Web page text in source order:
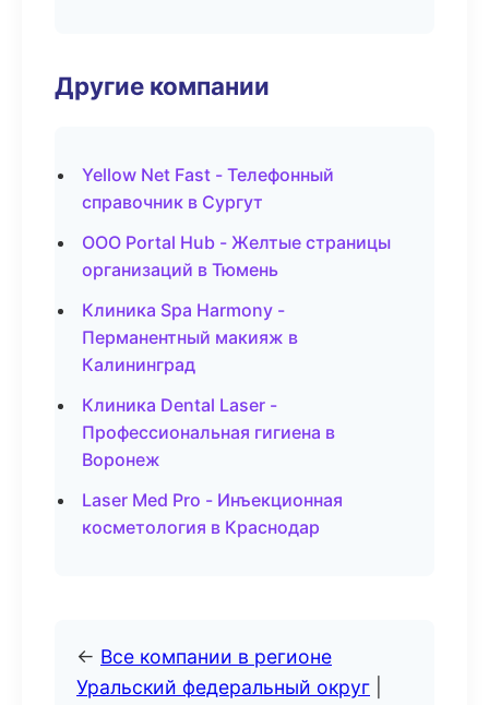
Другие компании
Yellow Net Fast - Телефонный
справочник в Сургут
ООО Portal Hub - Желтые страницы
организаций в Тюмень
Клиника Spa Harmony -
Перманентный макияж в
Калининград
Клиника Dental Laser -
Профессиональная гигиена в
Воронеж
Laser Med Pro - Инъекционная
косметология в Краснодар
← Все компании в регионе
Уральский федеральный округ